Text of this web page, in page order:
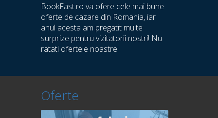
BookFast.ro va ofere cele mai bune
oferte de cazare din Romania, iar
anul acesta am pregatit multe
surprize pentru vizitatorii nostri! Nu
ratati ofertele noastre!
Oferte